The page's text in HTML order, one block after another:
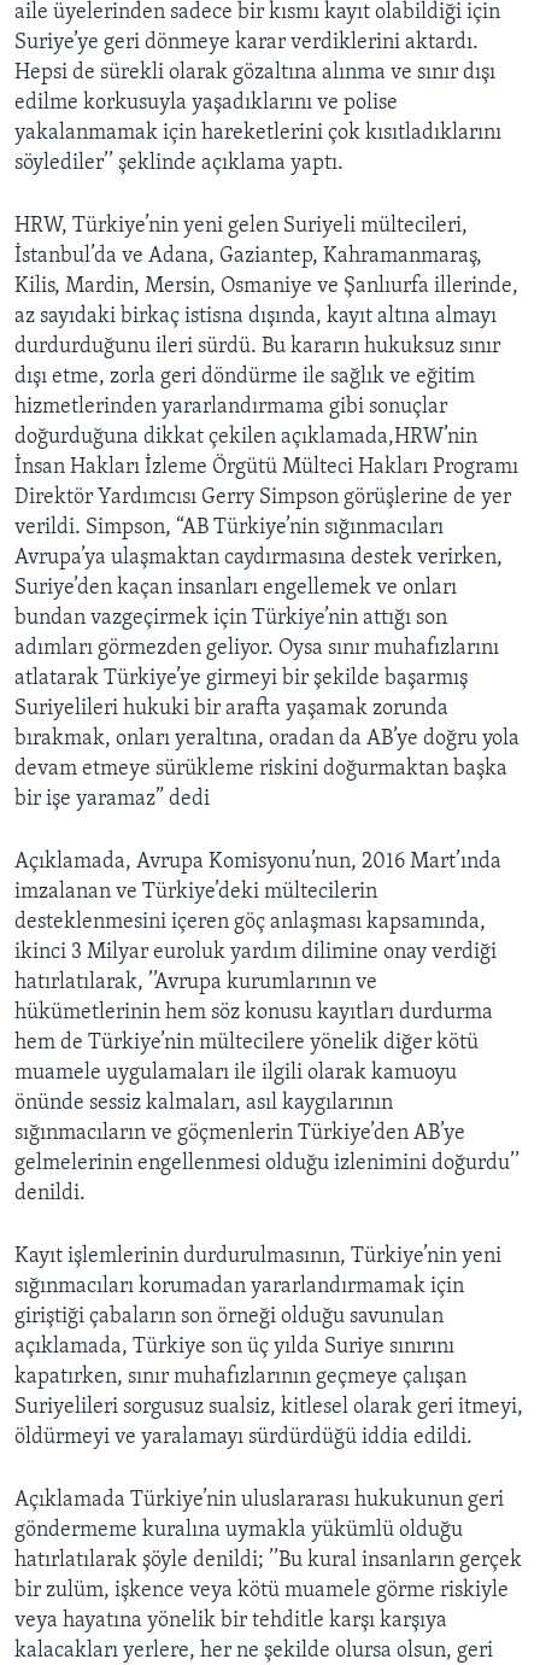
aile üyelerinden sadece bir kısmı kayıt olabildiği için
Suriye’ye geri dönmeye karar verdiklerini aktardı.
Hepsi de sürekli olarak gözaltına alınma ve sınır dışı
edilme korkusuyla yaşadıklarını ve polise
yakalanmamak için hareketlerini çok kısıtladıklarını
söylediler’’ şeklinde açıklama yaptı.
HRW, Türkiye’nin yeni gelen Suriyeli mültecileri,
İstanbul’da ve Adana, Gaziantep, Kahramanmaraş,
Kilis, Mardin, Mersin, Osmaniye ve Şanlıurfa illerinde,
az sayıdaki birkaç istisna dışında, kayıt altına almayı
durdurduğunu ileri sürdü. Bu kararın hukuksuz sınır
dışı etme, zorla geri döndürme ile sağlık ve eğitim
hizmetlerinden yararlandırmama gibi sonuçlar
doğurduğuna dikkat çekilen açıklamada,HRW’nin
İnsan Hakları İzleme Örgütü Mülteci Hakları Programı
Direktör Yardımcısı Gerry Simpson görüşlerine de yer
verildi. Simpson, “AB Türkiye’nin sığınmacıları
Avrupa’ya ulaşmaktan caydırmasına destek verirken,
Suriye’den kaçan insanları engellemek ve onları
bundan vazgeçirmek için Türkiye’nin attığı son
adımları görmezden geliyor. Oysa sınır muhafızlarını
atlatarak Türkiye’ye girmeyi bir şekilde başarmış
Suriyelileri hukuki bir arafta yaşamak zorunda
bırakmak, onları yeraltına, oradan da AB’ye doğru yola
devam etmeye sürükleme riskini doğurmaktan başka
bir işe yaramaz” dedi
Açıklamada, Avrupa Komisyonu’nun, 2016 Mart’ında
imzalanan ve Türkiye’deki mültecilerin
desteklenmesini içeren göç anlaşması kapsamında,
ikinci 3 Milyar euroluk yardım dilimine onay verdiği
hatırlatılarak, ’’Avrupa kurumlarının ve
hükümetlerinin hem söz konusu kayıtları durdurma
hem de Türkiye’nin mültecilere yönelik diğer kötü
muamele uygulamaları ile ilgili olarak kamuoyu
önünde sessiz kalmaları, asıl kaygılarının
sığınmacıların ve göçmenlerin Türkiye’den AB’ye
gelmelerinin engellenmesi olduğu izlenimini doğurdu’’
denildi.
Kayıt işlemlerinin durdurulmasının, Türkiye’nin yeni
sığınmacıları korumadan yararlandırmamak için
giriştiği çabaların son örneği olduğu savunulan
açıklamada, Türkiye son üç yılda Suriye sınırını
kapatırken, sınır muhafızlarının geçmeye çalışan
Suriyelileri sorgusuz sualsiz, kitlesel olarak geri itmeyi,
öldürmeyi ve yaralamayı sürdürdüğü iddia edildi.
Açıklamada Türkiye’nin uluslararası hukukunun geri
göndermeme kuralına uymakla yükümlü olduğu
hatırlatılarak şöyle denildi; ’’Bu kural insanların gerçek
bir zulüm, işkence veya kötü muamele görme riskiyle
veya hayatına yönelik bir tehditle karşı karşıya
kalacakları yerlere, her ne şekilde olursa olsun, geri